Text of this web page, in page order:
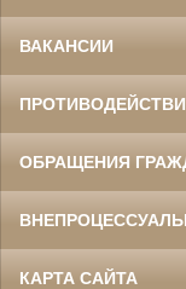
ВАКАНСИИ
ОБРАЩЕНИЯ
КАРТА САЙТА